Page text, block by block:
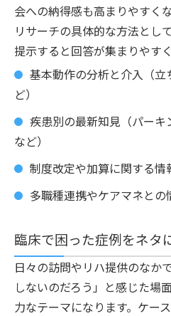
会への納得感も高まりやすくな
リサーチの具体的な方法とし
提示すると回答が集まりやす
基本動作の分析と介入（
ど）
疾患別の最新知見（パー
など）
制度改定や加算に関する情
多職種連携やケアマネとの
臨床で困った症例をネタ
日々の訪問やリハ提供のなか
しないのだろう」と感じた場
力なテーマになります。ケー